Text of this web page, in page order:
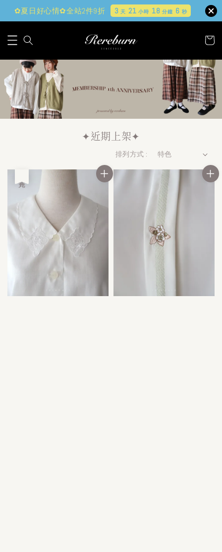
✿夏日好心情✿全站2件9折 3 天 21小時 18分鐘 5 秒
✦近期上架✦
排列方式 :